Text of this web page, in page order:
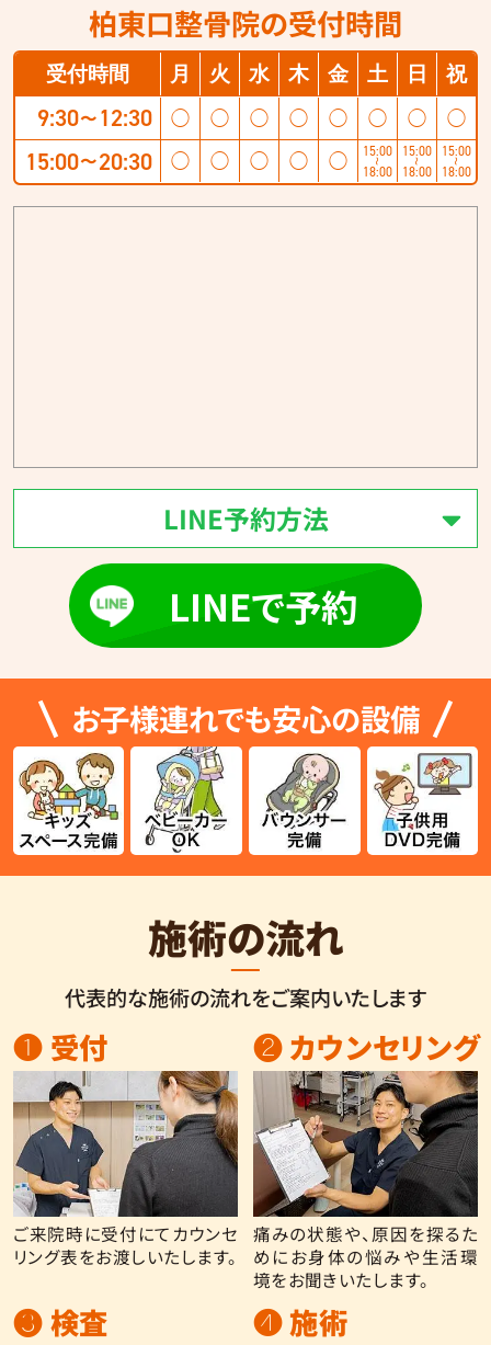
柏東口整骨院の受付時間
受付時間 月 火 水 木 金 土 日 祝
9:30〜 12:30 ◯ ◯ ◯ ◯ ◯ ◯ ◯ ◯
15:00〜20:30 ◯ ◯ ◯ ◯ ◯ 15:00
〜
18:00
15:00
〜
18:00
15:00
〜
18:00
LINE予約方法
LINEで予約
お子様連れでも安心の設備
施術の流れ
代表的な施術の流れをご案内いたします
❶ 受付
ご来院時に受付にてカウンセ
リング表をお渡しいたします。
❷ カウンセリング
痛みの状態や、原因を探るた
めにお身体の悩みや生活環
境をお聞きいたします。
❸ 検査 ❹ 施術